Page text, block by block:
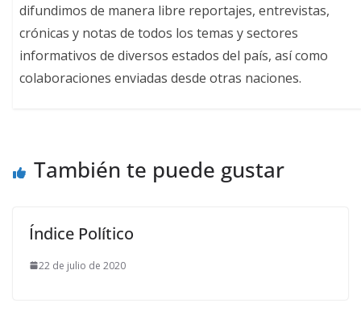
difundimos de manera libre reportajes, entrevistas,
crónicas y notas de todos los temas y sectores
informativos de diversos estados del país, así como
colaboraciones enviadas desde otras naciones.
También te puede gustar
Índice Político
22 de julio de 2020